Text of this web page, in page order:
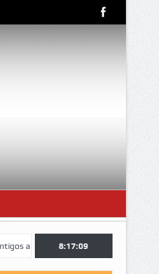
“moçambicanos” do GCF da época
8:17:10